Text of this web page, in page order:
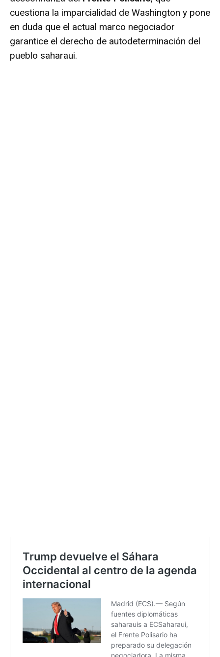
cuestiona la imparcialidad de Washington y pone
en duda que el actual marco negociador
garantice el derecho de autodeterminación del
pueblo saharaui.